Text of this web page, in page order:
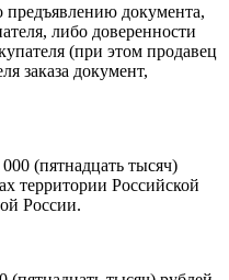
документа,
либо доверенности
(при этом продавец
заказа документ,
(пятнадцать тысяч)
территории Российской
России.